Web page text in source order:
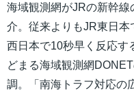
海域観測網がJRの新幹
介。従来よりもJR東日
西日本で10秒早く反応す
どまる海域観測網
調。「南海トラフ対応の